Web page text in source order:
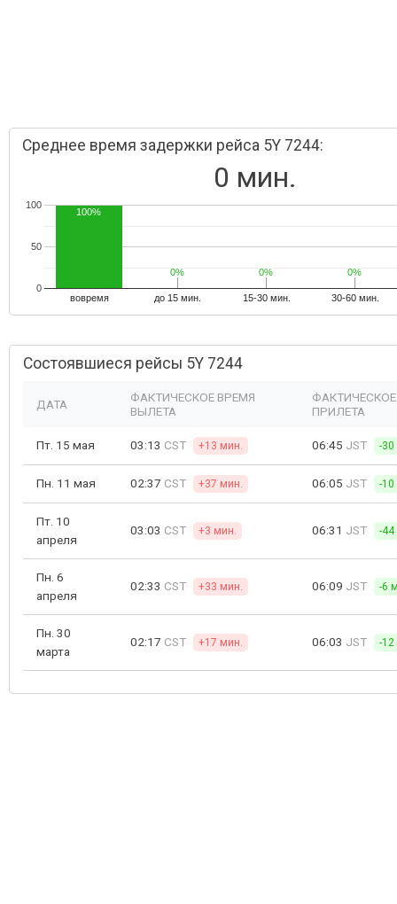
Среднее время задержки рейса 5Y 7244:
0 мин.
вовремя до 15 мин. 15-30 мин. 30-60 мин.
0
50
100
100%
0%
0% 0%
0% 0%
0%
Состоявшиеся рейсы 5Y 7244
ДАТА
ФАКТИЧЕСКОЕ ВРЕМЯ
ВЫЛЕТА
ПРИЛЕТА
Пт. 15 мая 03:13 CST +13 мин. 06:45 JST -
Пн. 11 мая 02:37 CST +37 мин. 06:05 JST -
Пт. 10
апреля
03:03 CST +3 мин. 06:31 JST -
Пн. 6
апреля
02:33 CST +33 мин. 06:09 JST -6
Пн. 30
марта
02:17 CST +17 мин. 06:03 JST -